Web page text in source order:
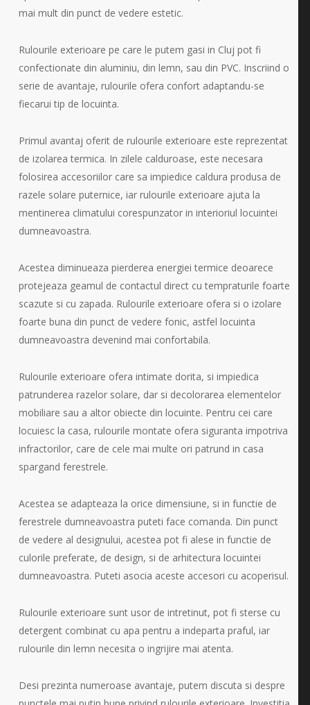
mai mult din punct de vedere estetic.
Rulourile exterioare pe care le putem gasi in Cluj pot fi
confectionate din aluminiu, din lemn, sau din PVC. Inscriind o
serie de avantaje, rulourile ofera confort adaptandu-se
fiecarui tip de locuinta.
Primul avantaj oferit de rulourile exterioare este reprezentat
de izolarea termica. In zilele calduroase, este necesara
folosirea accesoriilor care sa impiedice caldura produsa de
razele solare puternice, iar rulourile exterioare ajuta la
mentinerea climatului corespunzator in interioriul locuintei
dumneavoastra.
Acestea diminueaza pierderea energiei termice deoarece
protejeaza geamul de contactul direct cu tempraturile foarte
scazute si cu zapada. Rulourile exterioare ofera si o izolare
foarte buna din punct de vedere fonic, astfel locuinta
dumneavoastra devenind mai confortabila.
Rulourile exterioare ofera intimate dorita, si impiedica
patrunderea razelor solare, dar si decolorarea elementelor
mobiliare sau a altor obiecte din locuinte. Pentru cei care
locuiesc la casa, rulourile montate ofera siguranta impotriva
infractorilor, care de cele mai multe ori patrund in casa
spargand ferestrele.
Acestea se adapteaza la orice dimensiune, si in functie de
ferestrele dumneavoastra puteti face comanda. Din punct
de vedere al designului, acestea pot fi alese in functie de
culorile preferate, de design, si de arhitectura locuintei
dumneavoastra. Puteti asocia aceste accesori cu acoperisul.
Rulourile exterioare sunt usor de intretinut, pot fi sterse cu
detergent combinat cu apa pentru a indeparta praful, iar
rulourile din lemn necesita o ingrijire mai atenta.
Desi prezinta numeroase avantaje, putem discuta si despre